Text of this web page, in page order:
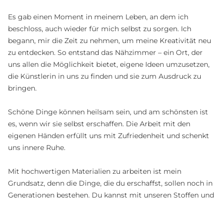
Es gab einen Moment in meinem Leben, an dem ich
beschloss, auch wieder für mich selbst zu sorgen. Ich
begann, mir die Zeit zu nehmen, um meine Kreativität neu
zu entdecken. So entstand das Nähzimmer – ein Ort, der
uns allen die Möglichkeit bietet, eigene Ideen umzusetzen,
die Künstlerin in uns zu finden und sie zum Ausdruck zu
bringen.
Schöne Dinge können heilsam sein, und am schönsten ist
es, wenn wir sie selbst erschaffen. Die Arbeit mit den
eigenen Händen erfüllt uns mit Zufriedenheit und schenkt
uns innere Ruhe.
Mit hochwertigen Materialien zu arbeiten ist mein
Grundsatz, denn die Dinge, die du erschaffst, sollen noch in
Generationen bestehen. Du kannst mit unseren Stoffen und